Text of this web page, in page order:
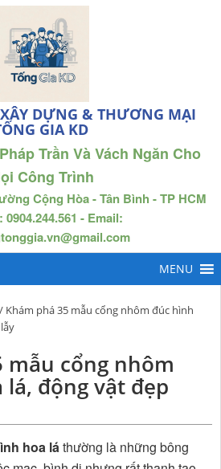
DỰNG & THƯƠNG MẠI
GIA KD
Trần Và Vách Ngăn Cho
Công Trình
Cộng Hòa - Tân Bình - TP HCM
0904.244.561 - Email:
/ Khám phá 35 mẫu cổng nhôm đúc hình
mẫu cổng nhôm
động vật đẹp
hoa láthường là những bông